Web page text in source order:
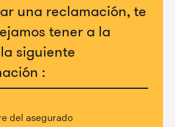
una reclamación, te
tener a la
siguiente
:
del asegurado